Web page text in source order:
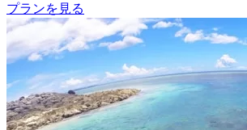
プランを見る